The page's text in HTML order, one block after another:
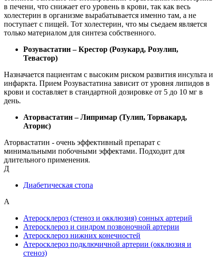
в печени, что снижает его уровень в крови, так как весь
холестерин в организме вырабатывается именно там, а не
поступает с пищей. Тот холестерин, что мы съедаем является
только материалом для синтеза собственного.
Розувастатин – Крестор (Розукард, Розулип,
Тевастор)
Назначается пациентам с высоким риском развития инсульта и
инфаркта. Прием Розувастатина зависит от уровня липидов в
крови и составляет в стандартной дозировке от 5 до 10 мг в
день.
Аторвастатин – Липримар (Тулип, Торвакард,
Аторис)
Аторвастатин - очень эффективный препарат с
минимальными побочными эффектами. Подходит для
длительного применения.
Д
Диабетическая стопа
А
Атеросклероз (стеноз и окклюзия) сонных артерий
Атеросклероз и синдром позвоночной артерии
Атеросклероз нижних конечностей
Атеросклероз подключичной артерии (окклюзия и
стеноз)